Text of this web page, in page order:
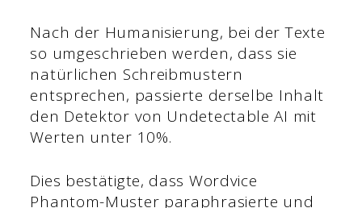
Nach der Humanisierung, bei der Texte
so umgeschrieben werden, dass sie
natürlichen Schreibmustern
entsprechen, passierte derselbe Inhalt
den Detektor von Undetectable AI mit
Werten unter 10%.
Dies bestätigte, dass Wordvice
Phantom-Muster paraphrasierte und